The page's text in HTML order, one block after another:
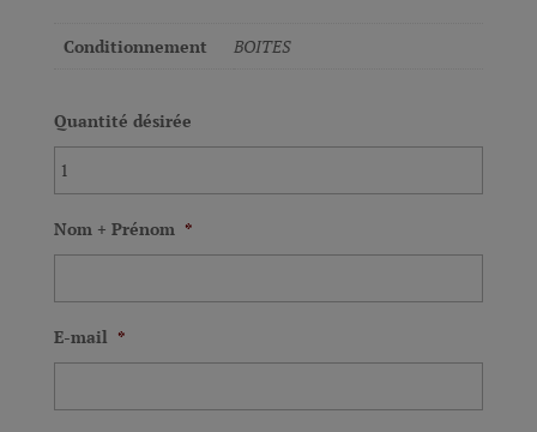
Conditionnement BOITES
Quantité désirée
Nom + Prénom *
E-mail *